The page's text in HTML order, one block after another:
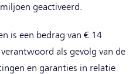
geactiveerd.
is een bedrag van € 14
als gevolg van de
en garanties in relatie